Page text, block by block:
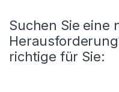
Suchen Sie eine
richtige für Sie: